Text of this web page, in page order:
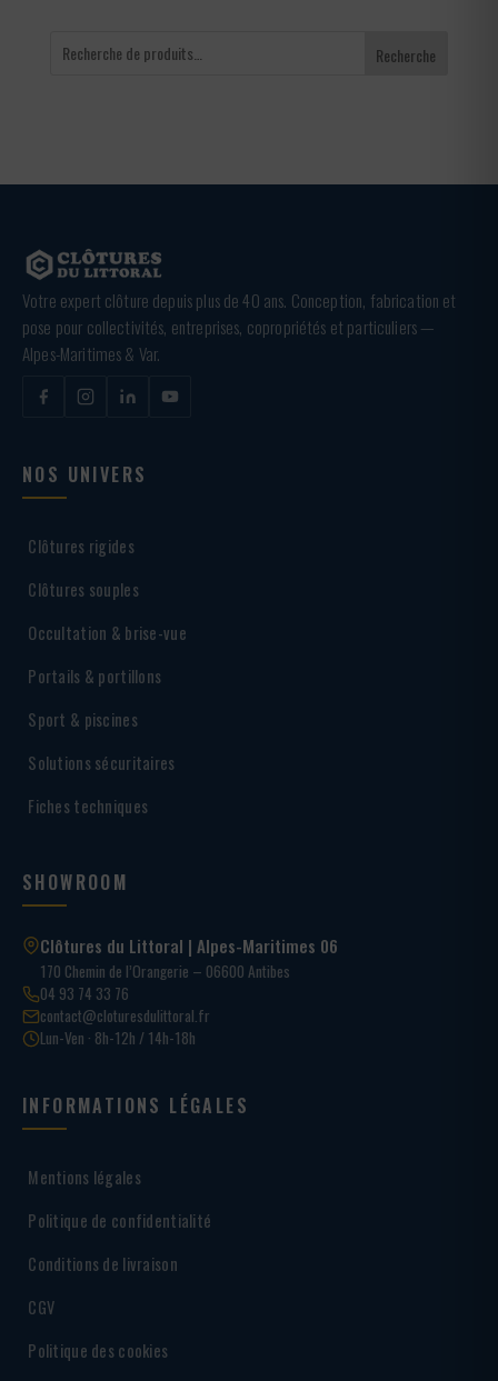
Recherche
Votre expert clôture depuis plus de 40 ans. Conception, fabrication et
pose pour collectivités, entreprises, copropriétés et particuliers —
Alpes-Maritimes & Var.
NOS UNIVERS
Clôtures rigides
Clôtures souples
Occultation & brise-vue
Portails & portillons
Sport & piscines
Solutions sécuritaires
Fiches techniques
SHOWROOM
Clôtures du Littoral | Alpes-Maritimes 06
170 Chemin de l’Orangerie – 06600 Antibes
04 93 74 33 76
contact@cloturesdulittoral.fr
Lun-Ven · 8h-12h / 14h-18h
INFORMATIONS LÉGALES
Mentions légales
Politique de confidentialité
Conditions de livraison
CGV
Politique des cookies